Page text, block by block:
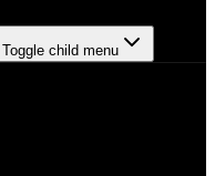
Toggle child menu